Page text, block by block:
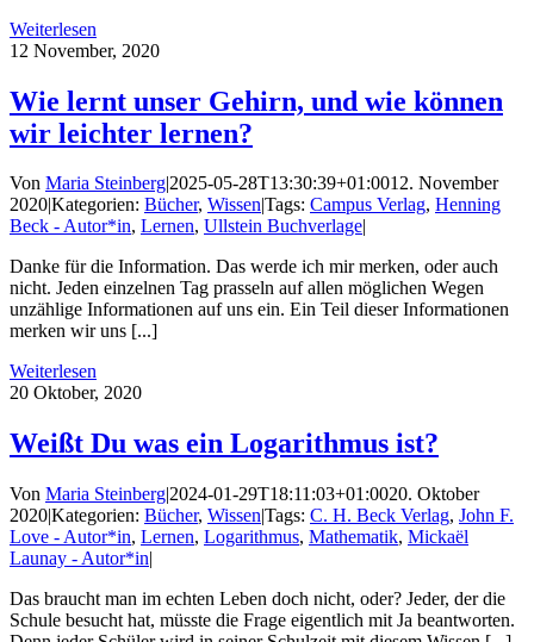
Weiterlesen
12 November, 2020
Wie lernt unser Gehirn, und wie können
wir leichter lernen?
Von Maria Steinberg|2025-05-28T13:30:39+01:0012. November
2020|Kategorien: Bücher, Wissen|Tags: Campus Verlag, Henning
Beck - Autor*in, Lernen, Ullstein Buchverlage|
Danke für die Information. Das werde ich mir merken, oder auch
nicht. Jeden einzelnen Tag prasseln auf allen möglichen Wegen
unzählige Informationen auf uns ein. Ein Teil dieser Informationen
merken wir uns [...]
Weiterlesen
20 Oktober, 2020
Weißt Du was ein Logarithmus ist?
Von Maria Steinberg|2024-01-29T18:11:03+01:0020. Oktober
2020|Kategorien: Bücher, Wissen|Tags: C. H. Beck Verlag, John F.
Love - Autor*in, Lernen, Logarithmus, Mathematik, Mickaël
Launay - Autor*in|
Das braucht man im echten Leben doch nicht, oder? Jeder, der die
Schule besucht hat, müsste die Frage eigentlich mit Ja beantworten.